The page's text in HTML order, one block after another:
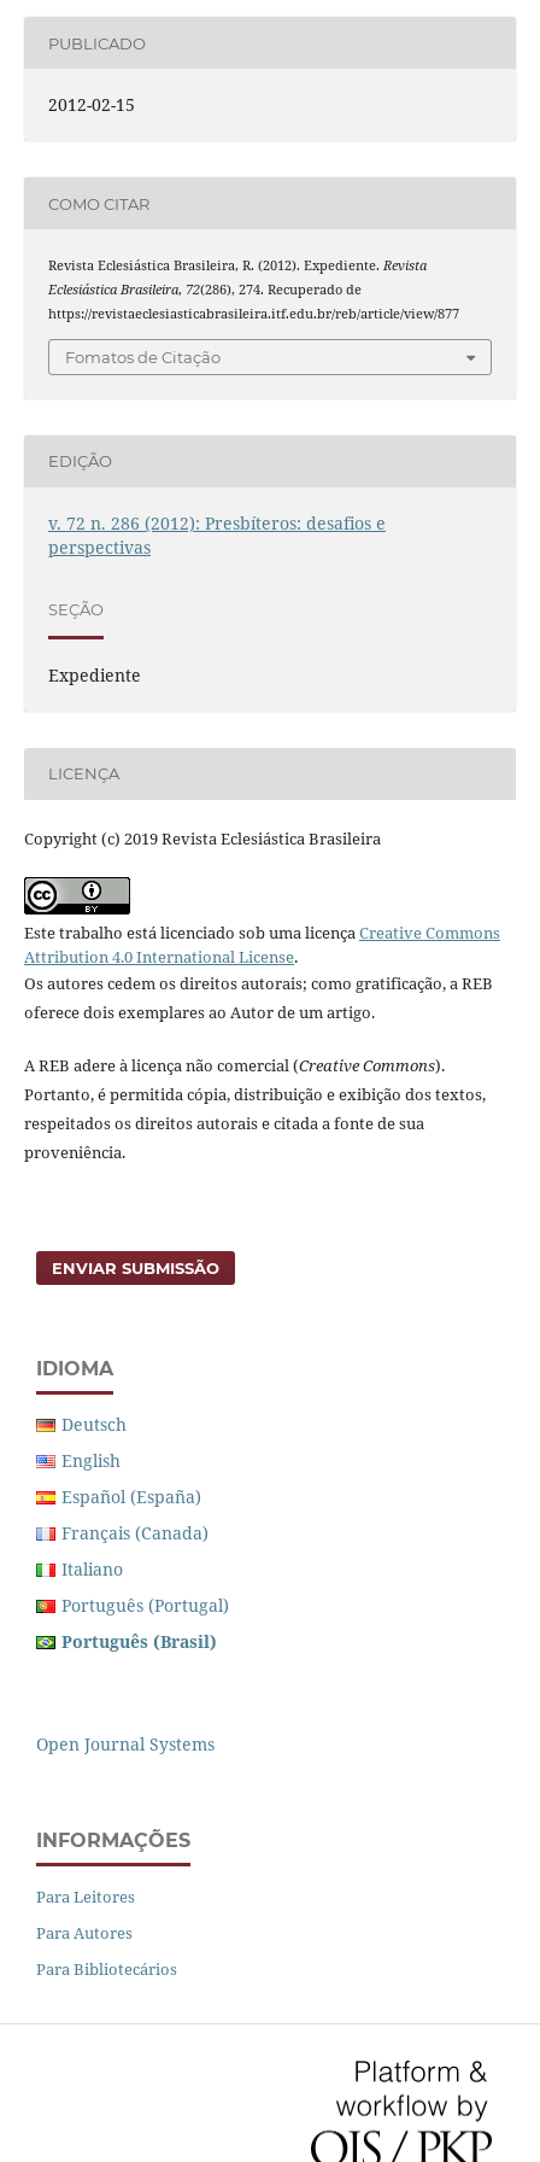
PUBLICADO
2012-02-15
COMO CITAR
Revista Eclesiástica Brasileira, R. (2012). Expediente. Revista
Eclesiástica Brasileira, 72(286), 274. Recuperado de
https://revistaeclesiasticabrasileira.itf.edu.br/reb/article/view/877
Fomatos de Citação
EDIÇÃO
v. 72 n. 286 (2012): Presbíteros: desafios e
perspectivas
SEÇÃO
Expediente
LICENÇA
Copyright (c) 2019 Revista Eclesiástica Brasileira
Este trabalho está licenciado sob uma licençaCreative Commons
Attribution 4.0 International License.
Os autores cedem os direitos autorais; como gratificação, a REB
oferece dois exemplares ao Autor de um artigo.
A REB adere à licença não comercial (Creative Commons).
Portanto, é permitida cópia, distribuição e exibição dos textos,
respeitados os direitos autorais e citada a fonte de sua
proveniência.
ENVIAR SUBMISSÃO
IDIOMA
Deutsch
English
Español (España)
Français (Canada)
Italiano
Português (Portugal)
Português (Brasil)
Open Journal Systems
INFORMAÇÕES
Para Leitores
Para Autores
Para Bibliotecários